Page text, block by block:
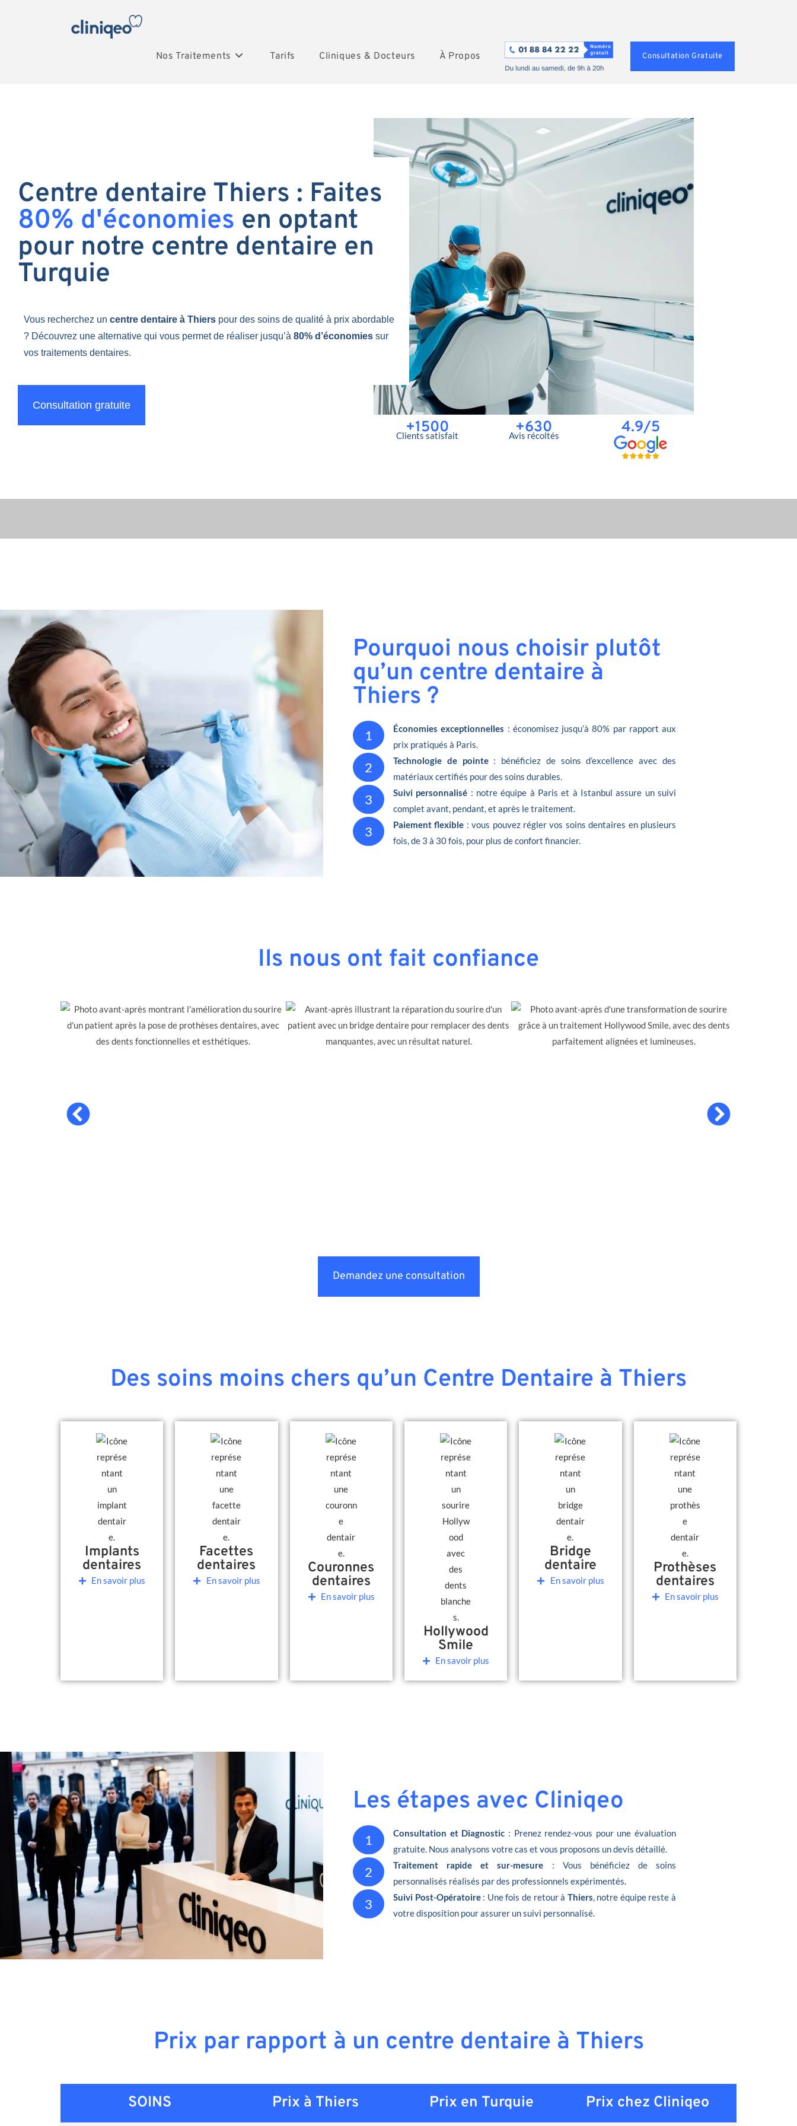
Nos Traitements Tarifs Cliniques & Docteurs À Propos Consultation Gratuite
Centre dentaire Thiers : Faites
80% d'économies en optant
pour notre centre dentaire en
Turquie
Vous recherchez un centre dentaire à Thiers pour des soins de qualité à prix abordable
? Découvrez une alternative qui vous permet de réaliser jusqu’à 80% d’économies sur
vos traitements dentaires.
Consultation gratuite
+1500
Clients satisfait +630
Avis récoltés 4.9/5
Pourquoi nous choisir plutôt
qu’un centre dentaire à
Thiers ?
1 Économies exceptionnelles : économisez jusqu’à 80% par rapport aux
prix pratiqués à Paris.
2 Technologie de pointe: bénéficiez de soins d’excellence avec des
matériaux certifiés pour des soins durables.
3 Suivi personnalisé : notre équipe à Paris et à Istanbul assure un suivi
complet avant, pendant, et après le traitement.
3 Paiement flexible : vous pouvez régler vos soins dentaires en plusieurs
fois, de 3 à 30 fois, pour plus de confort financier.
Ils nous ont fait confiance
Demandez une consultation
Des soins moins chers qu’un Centre Dentaire à Thiers
Implants
dentaires
En savoir plus
Facettes
dentaires
En savoir plus
Couronnes
dentaires
En savoir plus
Hollywood
Smile
En savoir plus
Bridge
dentaire
En savoir plus
Prothèses
dentaires
En savoir plus
Les étapes avec Cliniqeo
1 Consultation et Diagnostic : Prenez rendez-vous pour une évaluation
gratuite. Nous analysons votre cas et vous proposons un devis détaillé.
2 Traitement rapide et sur-mesure : Vous bénéficiez de soins
personnalisés réalisés par des professionnels expérimentés.
3 Suivi Post-Opératoire : Une fois de retour à Thiers, notre équipe reste à
votre disposition pour assurer un suivi personnalisé.
Prix par rapport à un centre dentaire à Thiers
SOINS Prix à Thiers Prix en Turquie Prix chez Cliniqeo